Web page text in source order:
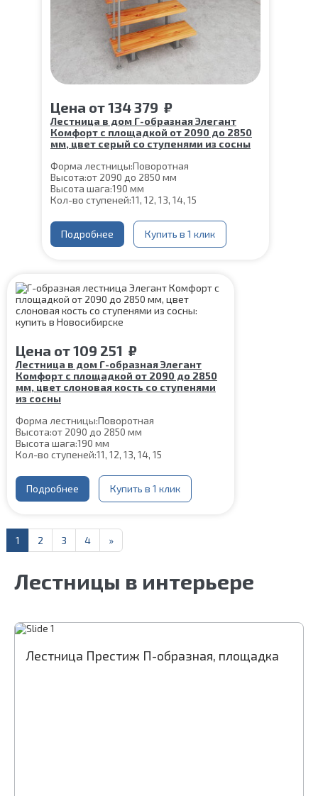
Цена от134 379 ₽
Лестница в дом Г-образная Элегант
Комфорт с площадкой от 2090 до 2850
мм, цвет серый со ступенями из сосны
Форма лестницы:Поворотная
Высота:от 2090 до 2850 мм
Высота шага:190 мм
Кол-во ступеней:11, 12, 13, 14, 15
Глубина ступени:
300 мм
Ширина марша:
900 мм
Материал каркаса:Сталь
Угол наклона:39°
Срок гарантии (на металлокаркас):
Подробнее Купить в 1 клик
Цена от109 251 ₽
Лестница в дом Г-образная Элегант
Комфорт с площадкой от 2090 до 2850
мм, цвет слоновая кость со ступенями
из сосны
Форма лестницы:Поворотная
Высота:от 2090 до 2850 мм
Высота шага:190 мм
Кол-во ступеней:11, 12, 13, 14, 15
Глубина ступени:
300 мм
Ширина марша:
900 мм
Материал каркаса:Сталь
40 мм
Угол наклона:
39°
Подробнее Купить в 1 клик
1 2 3 4 »
Лестницы в интерьере
Лестница Престиж П-образная, площадка